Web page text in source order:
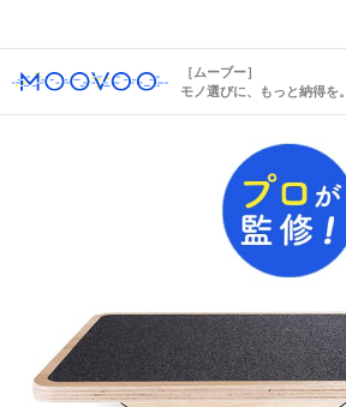
［ムーブー］
モノ選びに、もっと納得を。